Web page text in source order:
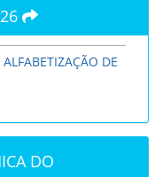
DE
DO